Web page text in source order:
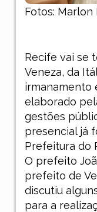
Fotos:
Recife vai se
Veneza, da
irmanamento
elaborado
gestões
presencial já
Prefeitura do
O prefeito
prefeito de
discutiu
para a